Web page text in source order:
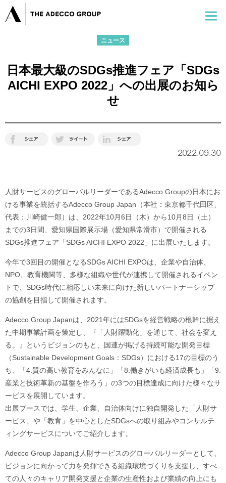
ニュース
日本最大級のSDGs推進フェア「SDGs
AICHI EXPO 2022」への出展のお知ら
せ
2022.09.30
人財サービスのグローバルリーダーであるAdecco Groupの日本にお
ける事業を統括するAdecco Group Japan（本社：東京都千代田区、
代表：川崎健一郎）は、2022年10月6日（木）から10月8日（土）
までの3日間、愛知県国際展示場（愛知県常滑市）で開催される
SDGs推進フェア「SDGs AICHI EXPO 2022」に出展いたします。
今年で3回目の開催となるSDGs AICHI EXPOは、企業や自治体、
NPO、教育機関等、多様な組織や世代が連携して開催されるイベン
トで、SDGs時代に相応しい未来に向けた新しいパートナーシップ
の協創を目指して開催されます。
Adecco Group Japanは、2021年にはSDGsを経営戦略の根幹に据え
た中期事業計画を策定し、『「人財躍動化」を通じて、社会を変え
る。』というビジョンのもと、国連が掲げる持続可能な開発目標
（Sustainable Development Goals：SDGs）における17の目標のう
ち、「4.質の高い教育をみんなに」「8.働きがいも経済成長も」「9.
産業と技術革新の基盤を作ろう」の3つの目標達成に向けた様々なサ
ービスを展開しています。
出展ブースでは、学生、企業、自治体向けに独自開発した「人財サ
ービス」や「教育」を中心としたSDGsへの取り組みやコンサルテ
ィングサービスについてご紹介します。
Adecco Group Japanは人財サービスのグローバルリーダーとして、
ビジョンに向かって力を発揮できる組織環境づくりを支援し、すべ
ての人々のキャリア開発支援と企業の生産性および業績の向上にも